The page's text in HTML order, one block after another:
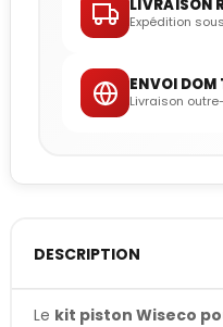
LIVRAISON
Expédition
ENVOI DOM
Livraison
DESCRIPTION
Le kit piston Wiseco